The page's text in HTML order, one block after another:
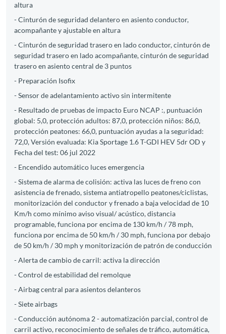
altura
- Cinturón de seguridad delantero en asiento conductor,
acompañante y ajustable en altura
- Cinturón de seguridad trasero en lado conductor, cinturón de
seguridad trasero en lado acompañante, cinturón de seguridad
trasero en asiento central de 3 puntos
- Preparación Isofix
- Sensor de adelantamiento activo sin intermitente
- Resultado de pruebas de impacto Euro NCAP :, puntuación
global: 5,0, protección adultos: 87,0, protección niños: 86,0,
protección peatones: 66,0, puntuación ayudas a la seguridad:
72,0, Versión evaluada: Kia Sportage 1.6 T-GDI HEV 5dr OD y
Fecha del test: 06 jul 2022
- Encendido automático luces emergencia
- Sistema de alarma de colisión: activa las luces de freno con
asistencia de frenado, sistema antiatropello peatones/ciclistas,
monitorización del conductor y frenado a baja velocidad de 10
Km/h como mínimo aviso visual/ acústico, distancia
programable, funciona por encima de 130 km/h / 78 mph,
funciona por encima de 50 km/h / 30 mph, funciona por debajo
de 50 km/h / 30 mph y monitorización de patrón de conducción
- Alerta de cambio de carril: activa la dirección
- Control de estabilidad del remolque
- Airbag central para asientos delanteros
- Siete airbags
- Conducción autónoma 2 - automatización parcial, control de
carril activo, reconocimiento de señales de tráfico, automática,